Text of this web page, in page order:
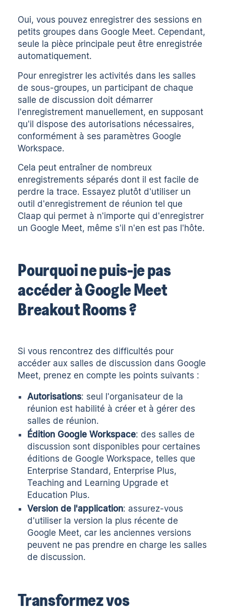
Oui, vous pouvez enregistrer des sessions en
petits groupes dans Google Meet. Cependant,
seule la pièce principale peut être enregistrée
automatiquement.
Pour enregistrer les activités dans les salles
de sous-groupes, un participant de chaque
salle de discussion doit démarrer
l'enregistrement manuellement, en supposant
qu'il dispose des autorisations nécessaires,
conformément à ses paramètres Google
Workspace.
Cela peut entraîner de nombreux
enregistrements séparés dont il est facile de
perdre la trace. Essayez plutôt d'utiliser un
outil d'enregistrement de réunion tel que
Claap qui permet à n'importe qui d'enregistrer
un Google Meet, même s'il n'en est pas l'hôte.
Pourquoi ne puis-je pas
accéder à Google Meet
Breakout Rooms ?
Si vous rencontrez des difficultés pour
accéder aux salles de discussion dans Google
Meet, prenez en compte les points suivants :
Autorisations: seul l'organisateur de la
réunion est habilité à créer et à gérer des
salles de réunion.
Édition Google Workspace: des salles de
discussion sont disponibles pour certaines
éditions de Google Workspace, telles que
Enterprise Standard, Enterprise Plus,
Teaching and Learning Upgrade et
Education Plus.
Version de l'application: assurez-vous
d'utiliser la version la plus récente de
Google Meet, car les anciennes versions
peuvent ne pas prendre en charge les salles
de discussion.
Transformez vos